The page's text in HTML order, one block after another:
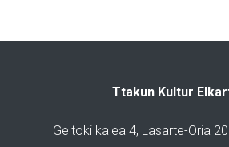
Ttakun Kultur
Geltoki kalea 4, Lasarte-Oria